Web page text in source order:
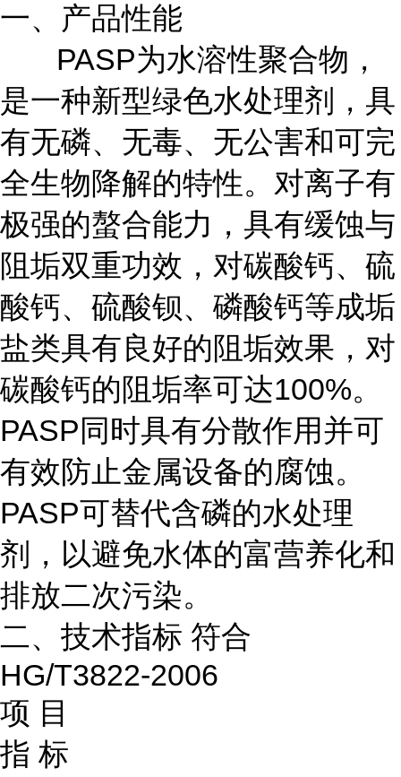
一、产品性能
PASP为水溶性聚合物，
是一种新型绿色水处理剂，具
有无磷、无毒、无公害和可完
全生物降解的特性。对离子有
极强的螯合能力，具有缓蚀与
阻垢双重功效，对碳酸钙、硫
酸钙、硫酸钡、磷酸钙等成垢
盐类具有良好的阻垢效果，对
碳酸钙的阻垢率可达100%。
PASP同时具有分散作用并可
有效防止金属设备的腐蚀。
PASP可替代含磷的水处理
剂，以避免水体的富营养化和
排放二次污染。
二、技术指标 符合
HG/T3822-2006
项 目
指 标